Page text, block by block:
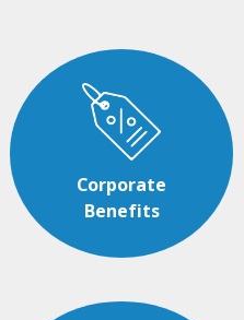
Corporate
Benefits